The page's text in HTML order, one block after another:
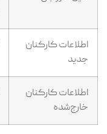
اطلاعات کارکنان
جدید
اطلاعات کارکنان
خارج‌شده